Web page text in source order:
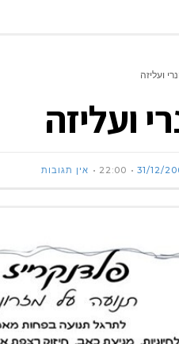
ועליזה
ועליזה
31/12/
22:00 אין תגובות